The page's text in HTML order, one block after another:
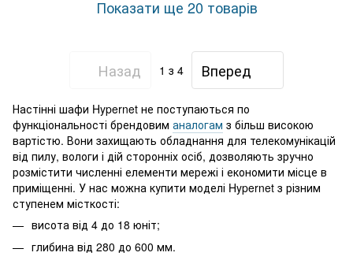
Показати ще 20 товарів
Назад 1 з 4 Вперед
Настінні шафи Hypernet не поступаються по
функціональності брендовим аналогам з більш високою
вартістю. Вони захищають обладнання для телекомунікацій
від пилу, вологи і дій сторонніх осіб, дозволяють зручно
розмістити численні елементи мережі і економити місце в
приміщенні. У нас можна купити моделі Hypernet з різним
ступенем місткості:
висота від 4 до 18 юніт;
глибина від 280 до 600 мм.